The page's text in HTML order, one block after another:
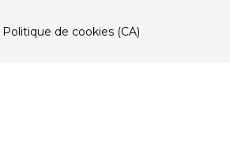
Politique de cookies (CA)